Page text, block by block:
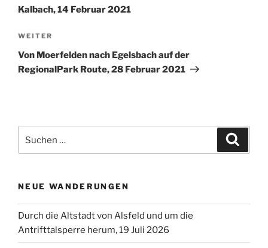
Kalbach, 14 Februar 2021
Nächster
Beitrag
WEITER
Von Moerfelden nach Egelsbach auf der
RegionalPark Route, 28 Februar 2021
nach:
NEUE WANDERUNGEN
Durch die Altstadt von Alsfeld und um die
Antrifttalsperre herum, 19 Juli 2026